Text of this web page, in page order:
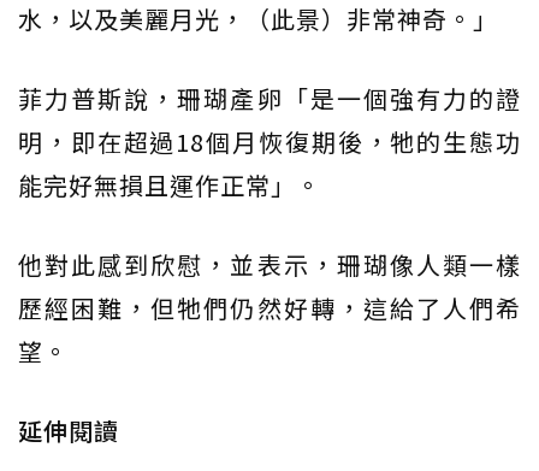
水，以及美麗月光，（此景）非常神奇。」
菲力普斯說，珊瑚產卵「是一個強有力的證
明，即在超過18個月恢復期後，牠的生態功
能完好無損且運作正常」。
他對此感到欣慰，並表示，珊瑚像人類一樣
歷經困難，但牠們仍然好轉，這給了人們希
望。
延伸閱讀